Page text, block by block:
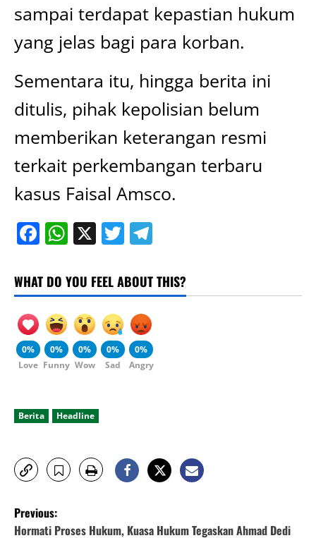
sampai terdapat kepastian hukum
yang jelas bagi para korban.
Sementara itu, hingga berita ini
ditulis, pihak kepolisian belum
memberikan keterangan resmi
terkait perkembangan terbaru
kasus Faisal Amsco.
Facebook
WhatsApp
X Twitter
WHAT DO YOU FEEL ABOUT THIS?
0%
Love
0%
Funny
0%
Wow
0%
Sad
0%
Angry
Berita Headline
P
Previous:
Hormati Proses Hukum, Kuasa Hukum Tegaskan Ahmad Dedi